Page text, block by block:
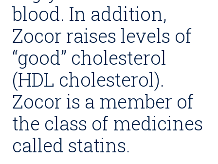
blood. In addition,
Zocor raises levels of
“good” cholesterol
(HDL cholesterol).
Zocor is a member of
the class of medicines
called statins.